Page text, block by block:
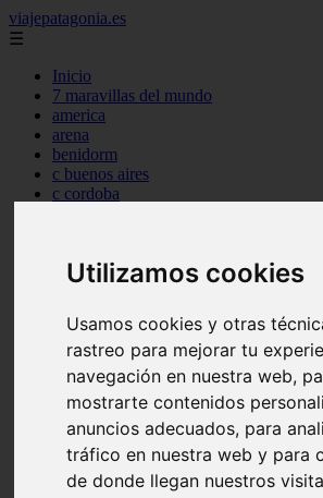
Utilizamos cookies
Usamos cookies y otras
rastreo para mejorar tu
navegación en nuestra web,
mostrarte contenidos
anuncios adecuados, para
tráfico en nuestra web y para
de donde llegan nuestros
viajepatagonia.es
☰
Inicio
7 maravillas del mundo
america
arena
benidorm
c buenos aires
c cordoba
c neuquen
c santa fe
c tierra de fuego
c tucuman
c zona austral
carmen
category
destinos
gijon
lanzarote